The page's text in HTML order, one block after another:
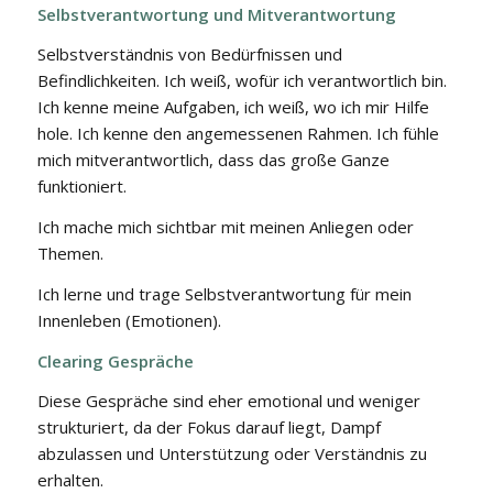
Selbstverantwortung und Mitverantwortung
Selbstverständnis von Bedürfnissen und
Befindlichkeiten. Ich weiß, wofür ich verantwortlich bin.
Ich kenne meine Aufgaben, ich weiß, wo ich mir Hilfe
hole. Ich kenne den angemessenen Rahmen. Ich fühle
mich mitverantwortlich, dass das große Ganze
funktioniert.
Ich mache mich sichtbar mit meinen Anliegen oder
Themen.
Ich lerne und trage Selbstverantwortung für mein
Innenleben (Emotionen).
Clearing Gespräche
Diese Gespräche sind eher emotional und weniger
strukturiert, da der Fokus darauf liegt, Dampf
abzulassen und Unterstützung oder Verständnis zu
erhalten.